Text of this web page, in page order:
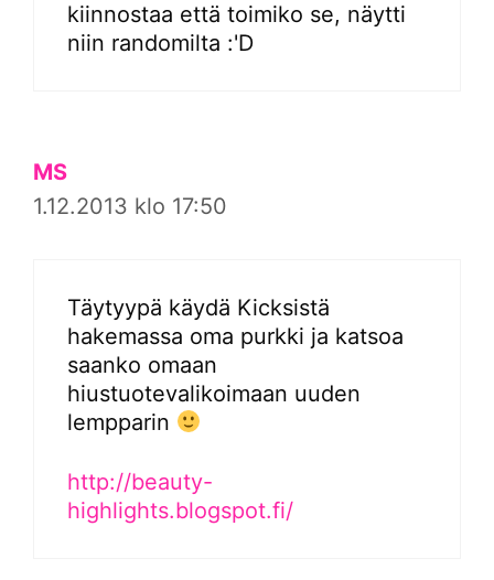
kiinnostaa että toimiko se, näytti
niin randomilta :'D
MS
1.12.2013 klo 17:50
Täytyypä käydä Kicksistä
hakemassa oma purkki ja katsoa
saanko omaan
hiustuotevalikoimaan uuden
lempparin
http://beauty-
highlights.blogspot.fi/